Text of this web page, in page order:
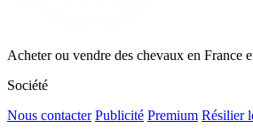
Acheter ou vendre des chevaux en France
Société
Nous contacter Publicité Premium Résilier